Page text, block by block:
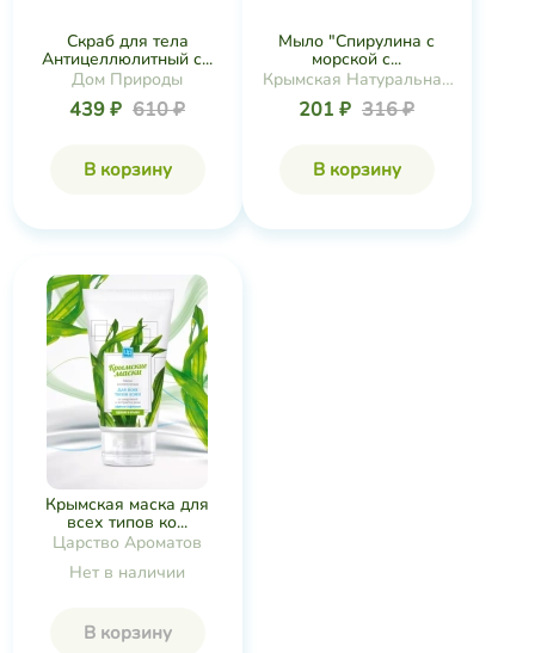
Скраб для тела
Антицеллюлитный с...
Дом Природы
439 ₽ 610 ₽
В корзину
Мыло "Спирулина с
морской с...
Крымская Натуральная
Коллекция
201 ₽ 316 ₽
В корзину
Крымская маска для
всех типов ко...
Царство Ароматов
Нет в наличии
В корзину